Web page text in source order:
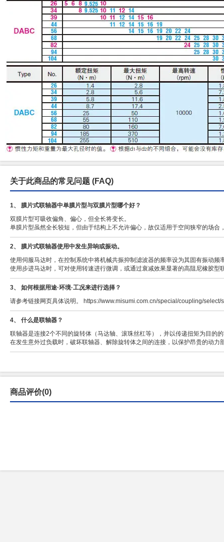
关于此商品的常见问题 (FAQ)
1、 膜片式联轴器中单膜片型与双膜片型哪个好？
双膜片型可吸收偏角、偏心，但全长将变长。
单膜片型虽然全长较短，但由于结构上不允许偏心，故仅适用于空间狭窄的场合
2、 膜片式联轴器使用中发生异响或振动。
使用伺服马达时，在控制系统中将机械共振抑制滤波器的频率设为其固有振动频
使用步进马达时，可对使用转速进行微调，或通过衰减效果显著的高阻尼橡胶型
3、 如何根据用途·环境·工况来进行选择？
请参考链接网页具体说明。 https://www.misumi.com.cn/special/coupling/select/
4、 什么是联轴器？
联轴器是连接2个不同的旋转体（马达轴、滚珠丝杠等），并以传递扭矩为目的
在发生意外过负载时，破坏联轴器、解除旋转体之间的连接，以保护昂贵的动力
商品评价(0)